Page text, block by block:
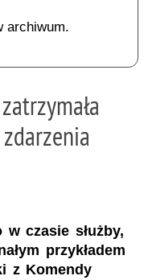
archiwum.
czasie służby,
przykładem
z Komendy